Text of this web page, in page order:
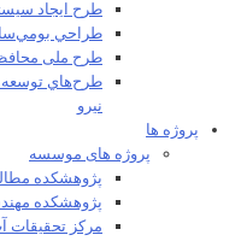
طرح ايجاد
طراحي
طرح ملی
طرح‌هاي توسعه
نيرو
پروژه ها
پروژه های موسسه
پژوهشکده
پژوهشکده
مرکز تحقیقات